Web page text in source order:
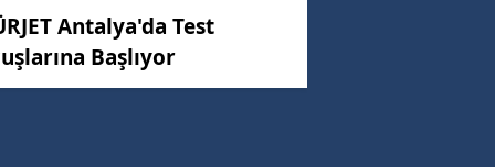
km/hAntalya'da Test
Başlıyor